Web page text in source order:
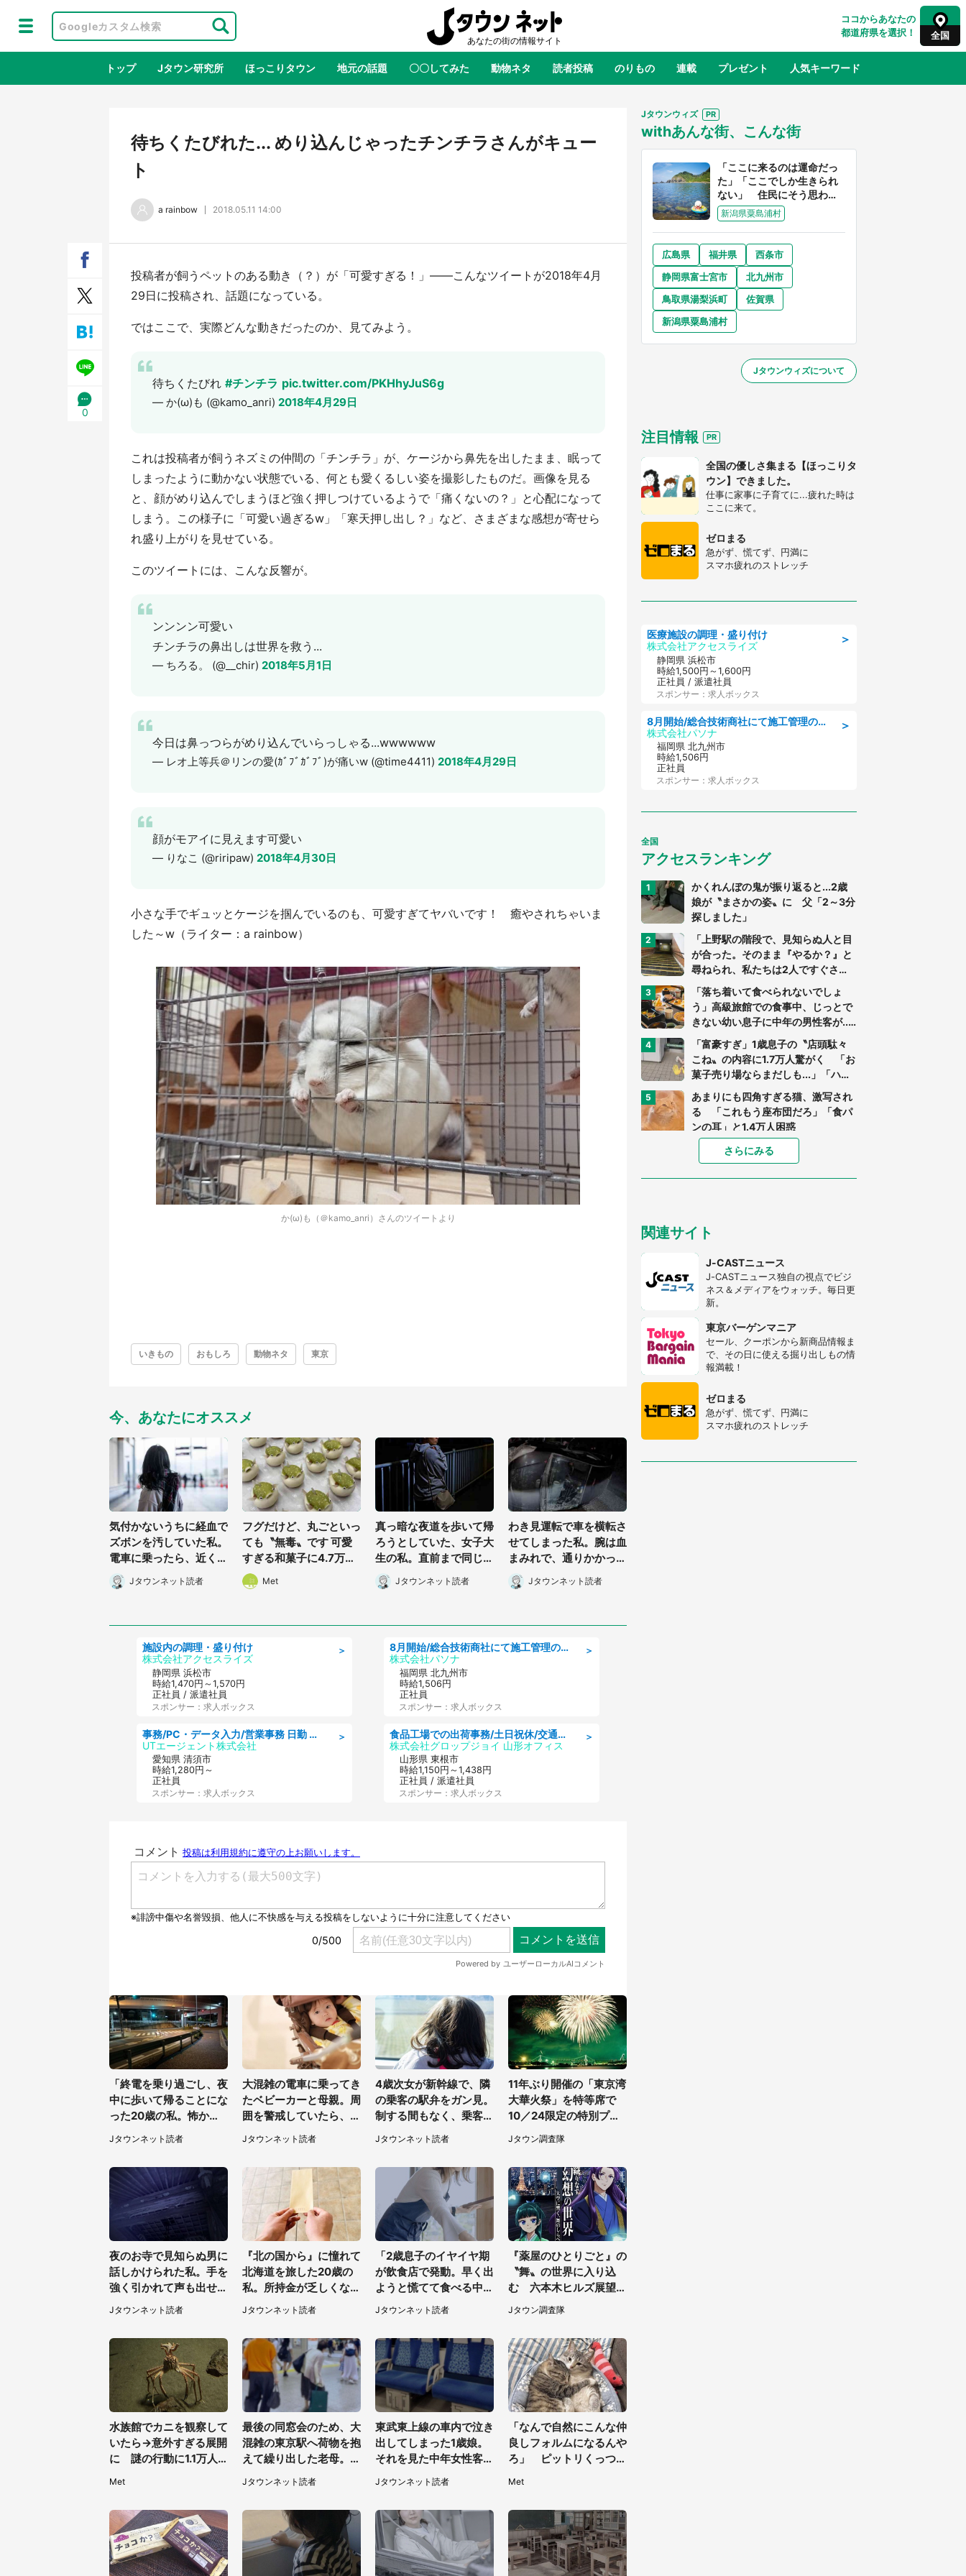
ココからあなたの
都道府県を選択！
全国
全国 全国
東北 青森 岩手 山形 福島
千葉 東京 神奈川
奈良 和歌山
中国 鳥取 島根 岡山 山口
大分 宮崎
トップ Jタウン研究所 ほっこりタウン 地元の話題 〇〇してみた 動物ネタ 読者投稿 のりもの 連載 プレゼント 人気キーワード
地域×二次元 あの時はありがとう 物語がはじまる町へ ふるさと納税
『薬屋のひとりごと』の〝舞〟の世界
に入り込む 六本木ヒルズ展望台でコ
／1～10／26】
る！ アニメ『ハイキュー！！』×老
／1～31】
『小林さんちのメイドラゴン』と舞台
新宿駅に〝巨人用少女漫画〟が出
現！？ バカデカサイズで、ページも
めくれる『CIPHER』『桜蘭高校ホス
ト部』『夏目友人帳』【～7／26】
待ちくたびれた... めり込んじゃったチンチラさんがキュー
ト
a rainbow 2018.05.11 14:00
0
投稿者が飼うペットのある動き（？）が「可愛すぎる！」――こんなツイートが2018年4月
29日に投稿され、話題になっている。
ではここで、実際どんな動きだったのか、見てみよう。
待ちくたびれ #チンチラ pic.twitter.com/PKHhyJuS6g
— か(ω)も (@kamo_anri) 2018年4月29日
これは投稿者が飼うネズミの仲間の「チンチラ」が、ケージから鼻先を出したまま、眠って
しまったように動かない状態でいる、何とも愛くるしい姿を撮影したものだ。画像を見る
と、顔がめり込んでしまうほど強く押しつけているようで「痛くないの？」と心配になって
しまう。この様子に「可愛い過ぎるw」「寒天押し出し？」など、さまざまな感想が寄せら
れ盛り上がりを見せている。
このツイートには、こんな反響が。
ンンンン可愛い
チンチラの鼻出しは世界を救う...
— ちろる。 (@__chir) 2018年5月1日
今日は鼻っつらがめり込んでいらっしゃる...wwwwww
— レオ上等兵＠リンの愛(ｶﾞﾌﾞｶﾞﾌﾞ)が痛いw (@time4411) 2018年4月29日
顔がモアイに見えます可愛い
— りなこ (@riripaw) 2018年4月30日
小さな手でギュッとケージを掴んでいるのも、可愛すぎてヤバいです！ 癒やされちゃいま
した～w（ライター：a rainbow）
か(ω)も（＠kamo_anri）さんのツイートより
いきもの おもしろ 動物ネタ 東京
今、あなたにオススメ
気付かないうちに経血で
ズボンを汚していた私。
電車に乗ったら、近くの
女性客が小さな声で(千
葉県・10代女性)
Jタウンネット読者
フグだけど、丸ごといっ
ても〝無毒〟です 可愛
すぎる和菓子に4.7万人
夢中「ふぐぅ~」「職人
の技ですね」
Met
真っ暗な夜道を歩いて帰
ろうとしていた、女子大
生の私。直前まで同じバ
スに乗ってた男性に声を
かけられて(長野県・50
Jタウンネット読者
わき見運転で車を横転さ
せてしまった私。腕は血
まみれで、通りかかった
トラックは通り過ぎてい
き...(福岡県・30代女性)
Jタウンネット読者
＞
施設内の調理・盛り付け
株式会社アクセスライズ
静岡県 浜松市
時給1,470円～1,570円
正社員 / 派遣社員
スポンサー：求人ボックス
＞
事務/PC・データ入力/営業事務 日勤 土日休み 残業少なめ 車通勤OK 総合事務
UTエージェント株式会社
愛知県 清須市
時給1,280円～
正社員
スポンサー：求人ボックス
＞
8月開始/総合技術商社にて施工管理のお仕事/即日勤務可/車通勤可/工事・土木施工管理/生産・品質管理
株式会社パソナ
福岡県 北九州市
時給1,506円
正社員
スポンサー：求人ボックス
＞
食品工場での出荷事務/土日祝休/交通費支給
株式会社グロップジョイ 山形オフィス
山形県 東根市
時給1,150円～1,438円
正社員 / 派遣社員
スポンサー：求人ボックス
「終電を乗り過ごし、夜
中に歩いて帰ることにな
った20歳の私。怖かっ
たけど、信号待ちの車に
道を尋ねたら...」（埼玉
Jタウンネット読者
大混雑の電車に乗ってき
たベビーカーと母親。周
囲を警戒していたら、若
い男性客が思いもよらぬ
行動に（東京都・50代
Jタウンネット読者
4歳次女が新幹線で、隣
の乗客の駅弁をガン見。
制する間もなく、乗客が
ご飯を一口食べると（茨
城県・50代女性）
Jタウンネット読者
11年ぶり開催の「東京湾
大華火祭」を特等席で
10／24限定の特別プラ
ンをコンラッド東京が販
売【8／3～10／16】
Jタウン調査隊
夜のお寺で見知らぬ男に
話しかけられた私。手を
強く引かれて声も出せ
ず...（東京都・40代女
性）
Jタウンネット読者
『北の国から』に憧れて
北海道を旅した20歳の
私。所持金が乏しくなっ
たころ、知り合ったオジ
サンに連れて行かれたの
は（福岡県・50代男
性）
Jタウンネット読者
「2歳息子のイヤイヤ期
が飲食店で発動。早く出
ようと慌てて食べる中、
店員がやってきて...」
（岡山県・40代女性）
Jタウンネット読者
『薬屋のひとりごと』の
〝舞〟の世界に入り込
む 六本木ヒルズ展望台
でコラボ、本邦初公開の
「猫猫像」も【8／1～1
0／26】
Jタウン調査隊
水族館でカニを観察して
いたら→意外すぎる展開
に 謎の行動に1.1万人
Met
最後の同窓会のため、大
混雑の東京駅へ荷物を抱
えて繰り出した老母。ゆ
っくり階段を降りてたら
スーツの男性が（東京
Jタウンネット読者
東武東上線の車内で泣き
出してしまった1歳娘。
それを見た中年女性客
が、私たちの最寄り駅ま
でずっと（埼玉県・30
Jタウンネット読者
「なんで自然にこんな仲
良しフォルムになるんや
ろ」 ピットリくっつく
Met
Jタウンウィズ
withあんな街、こんな街
「ここに来るのは運命だっ
た」「ここでしか生きられ
ない」 住民にそう思わせ
る離島「粟島」の魅力【移
住婚受付中】
新潟県粟島浦村
広島県 福井県
西条市
静岡県富士宮市
北九州市
鳥取県湯梨浜町
佐賀県
新潟県粟島浦村
Jタウンウィズについて
注目情報
全国の優しさ集まる【ほっこりタ
ウン】できました。
仕事に家事に子育てに...疲れた時は
ここに来て。
ゼロまる
急がず、慌てず、円満に
スマホ疲れのストレッチ
＞
医療施設の調理・盛り付け
株式会社アクセスライズ
静岡県 浜松市
時給1,500円～1,600円
正社員 / 派遣社員
スポンサー：求人ボックス
＞
8月開始/総合技術商社にて施工管理のお仕事/即日勤務可/車通勤可/工事・土木施工管理/生産・品質管理
株式会社パソナ
福岡県 北九州市
時給1,506円
正社員
スポンサー：求人ボックス
全国
アクセスランキング
かくれんぼの鬼が振り返ると...2歳
娘が〝まさかの姿〟に 父「2～3分
探しました」
「上野駅の階段で、見知らぬ人と目
が合った。そのまま『やるか？』と
尋ねられ、私たちは2人ですぐさ
ま...」（茨城県・70代男性）
「落ち着いて食べられないでしょ
う」高級旅館での食事中、じっとで
きない幼い息子に中年の男性客が...
（東京都・40代男性）
「富豪すぎ」1歳息子の〝店頭駄々
こね〟の内容に1.7万人驚がく 「お
菓子売り場ならまだしも...」「ハー
あまりにも四角すぎる猫、激写され
る 「これもう座布団だろ」「食パ
ンの耳」と1.4万人困惑
家に〝デカい蛾〟が居座り続けて3
日間...ビビり続けた住人 判明した
〝まさかの正体〟に14万人も困惑
しないか、あなたはわかる？
「閉所恐怖症の私は新幹線で大パニ
ック。隣席の青年に『手を繋いで』
とお願いしたら...」 体験談に8万
人感動
梅田の地下街でベビーカーを押しつ
つ迷う私に、見知らぬおじいさんが
わざわざ声をかけてきて（兵庫県・
30代女性）
「ゾワゾワする」「本当に気持ち悪
い」 道端でバグっちゃってた〝野
生の野菜〟に6.5万人戦慄
さらにみる
関連サイト
J-CASTニュース
J-CASTニュース独自の視点でビジ
ネス＆メディアをウォッチ。毎日更
新。
東京バーゲンマニア
セール、クーポンから新商品情報ま
で、その日に使える掘り出しもの情
報満載！
ゼロまる
急がず、慌てず、円満に
スマホ疲れのストレッチ